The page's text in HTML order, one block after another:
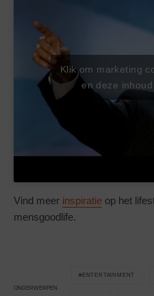
Klik om marketing
en deze
Vind meer inspiratie op het
mensgoodlife.
ONDERWERPEN
ENTERTAINMENT